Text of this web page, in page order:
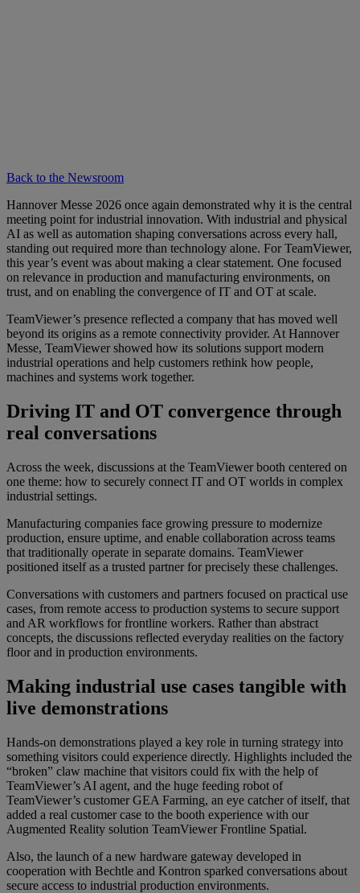
Back to the Newsroom
Hannover Messe 2026 once again demonstrated why it is the central
meeting point for industrial innovation. With industrial and physical
AI as well as automation shaping conversations across every hall,
standing out required more than technology alone. For TeamViewer,
this year’s event was about making a clear statement. One focused
on relevance in production and manufacturing environments, on
trust, and on enabling the convergence of IT and OT at scale.
TeamViewer’s presence reflected a company that has moved well
beyond its origins as a remote connectivity provider. At Hannover
Messe, TeamViewer showed how its solutions support modern
industrial operations and help customers rethink how people,
machines and systems work together.
Driving IT and OT convergence through
real conversations
Across the week, discussions at the TeamViewer booth centered on
one theme: how to securely connect IT and OT worlds in complex
industrial settings.
Manufacturing companies face growing pressure to modernize
production, ensure uptime, and enable collaboration across teams
that traditionally operate in separate domains. TeamViewer
positioned itself as a trusted partner for precisely these challenges.
Conversations with customers and partners focused on practical use
cases, from remote access to production systems to secure support
and AR workflows for frontline workers. Rather than abstract
concepts, the discussions reflected everyday realities on the factory
floor and in production environments.
Making industrial use cases tangible with
live demonstrations
Hands-on demonstrations played a key role in turning strategy into
something visitors could experience directly. Highlights included the
“broken” claw machine that visitors could fix with the help of
TeamViewer’s AI agent, and the huge feeding robot of
TeamViewer’s customer GEA Farming, an eye catcher of itself, that
added a real customer case to the booth experience with our
Augmented Reality solution TeamViewer Frontline Spatial.
Also, the launch of a new hardware gateway developed in
cooperation with Bechtle and Kontron sparked conversations about
secure access to industrial production environments.